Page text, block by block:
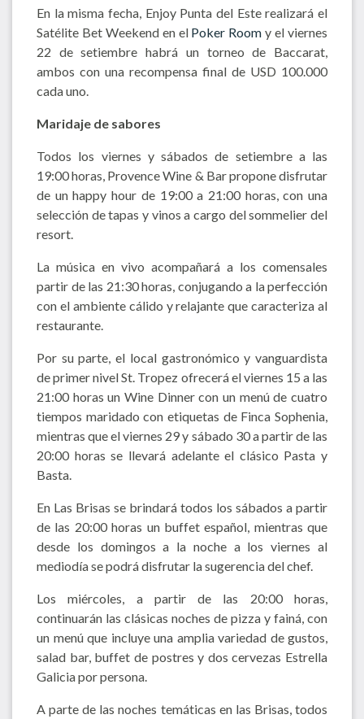
En la misma fecha, Enjoy Punta del Este realizará el
Satélite Bet Weekend en el Poker Room y el viernes
22 de setiembre habrá un torneo de Baccarat,
ambos con una recompensa final de USD 100.000
cada uno.
Maridaje de sabores
Todos los viernes y sábados de setiembre a las
19:00 horas, Provence Wine & Bar propone disfrutar
de un happy hour de 19:00 a 21:00 horas, con una
selección de tapas y vinos a cargo del sommelier del
resort.
La música en vivo acompañará a los comensales
partir de las 21:30 horas, conjugando a la perfección
con el ambiente cálido y relajante que caracteriza al
restaurante.
Por su parte, el local gastronómico y vanguardista
de primer nivel St. Tropez ofrecerá el viernes 15 a las
21:00 horas un Wine Dinner con un menú de cuatro
tiempos maridado con etiquetas de Finca Sophenia,
mientras que el viernes 29 y sábado 30 a partir de las
20:00 horas se llevará adelante el clásico Pasta y
Basta.
En Las Brisas se brindará todos los sábados a partir
de las 20:00 horas un buffet español, mientras que
desde los domingos a la noche a los viernes al
mediodía se podrá disfrutar la sugerencia del chef.
Los miércoles, a partir de las 20:00 horas,
continuarán las clásicas noches de pizza y fainá, con
un menú que incluye una amplia variedad de gustos,
salad bar, buffet de postres y dos cervezas Estrella
Galicia por persona.
A parte de las noches temáticas en las Brisas, todos